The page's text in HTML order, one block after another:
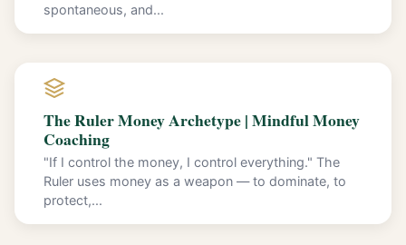
spontaneous, and...
The Ruler Money Archetype | Mindful Money
Coaching
"If I control the money, I control everything." The
Ruler uses money as a weapon — to dominate, to
protect,...